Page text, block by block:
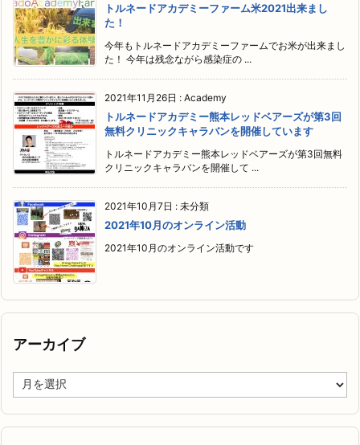
トルネードアカデミーファーム米2021出来まし
た！
今年もトルネードアカデミーファームでお米が出来まし
た！ 今年は残念ながら感染症の ...
2021年11月26日 : Academy
トルネードアカデミー熊本レッドベアーズが第3回
無料クリニックキャラバンを開催しています
トルネードアカデミー熊本レッドベアーズが第3回無料
クリニックキャラバンを開催して ...
2021年10月7日 : 未分類
2021年10月のオンライン活動
2021年10月のオンライン活動です
アーカイブ
ー
イ